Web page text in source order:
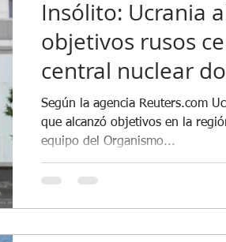
Insólito: Ucrania
objetivos rusos
central nuclear
expertos de la
Según la agencia Reuters.com
que alcanzó objetivos en la
equipo del Organismo...